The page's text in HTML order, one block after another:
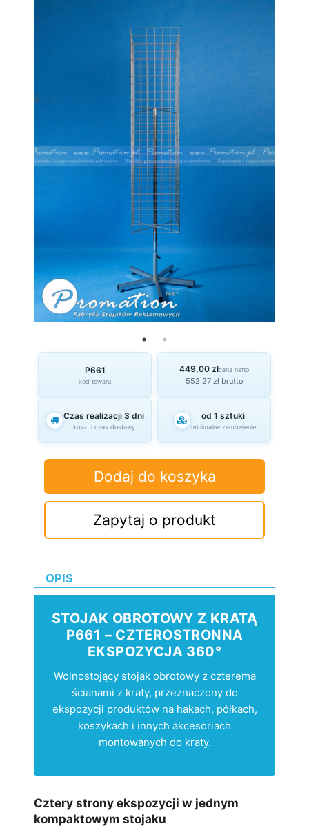
P661
kod towaru
449,00 złcena netto
552,27 zł brutto
Czas realizacji 3 dni
koszt i czas dostawy
od 1 sztuki
minimalne zamówienie
Zapytaj o produkt
Dodaj do koszyka
OPIS
STOJAK OBROTOWY Z KRATĄ
P661 – CZTEROSTRONNA
EKSPOZYCJA 360°
Wolnostojący stojak obrotowy z czterema
ścianami z kraty, przeznaczony do
ekspozycji produktów na hakach, półkach,
koszykach i innych akcesoriach
montowanych do kraty.
Cztery strony ekspozycji w jednym
kompaktowym stojaku